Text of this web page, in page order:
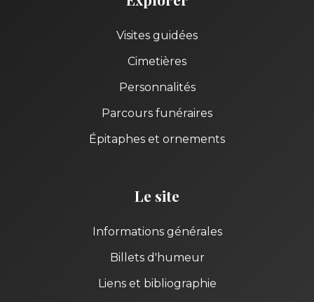
Visites guidées
Cimetières
Personnalités
Parcours funéraires
Épitaphes et ornements
Le site
Informations générales
Billets d'humeur
Liens et bibliographie